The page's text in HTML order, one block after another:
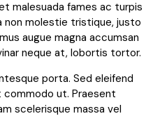
malesuada fames ac turpis
non molestie tristique, justo
augue magna accumsan
neque at, lobortis tortor.
porta. Sed eleifend
ut. Praesent
scelerisque massa vel